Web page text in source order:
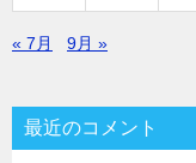
« 7月 9月 »
最近のコメント